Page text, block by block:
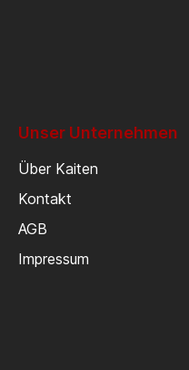
Unser Unternehmen
Über Kaiten
Kontakt
AGB
Impressum